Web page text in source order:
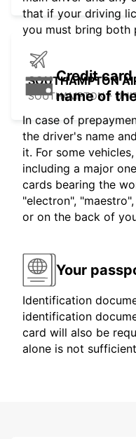
SOUTHAMPTON
SOUTHAMPTON -
that if your driving
you must bring both
Credit
name of
In case of
the driver's name
it. For some
including a major
cards bearing the
"electron",
or on the back of
Your
Identification
identification
card will also be
alone is not